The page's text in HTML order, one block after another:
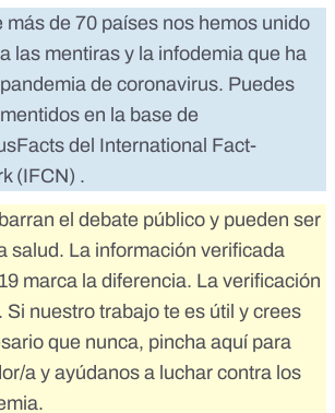
más de 70 países nos hemos unido
las mentiras y la infodemia que ha
de coronavirus. Puedes
en la base de
del International Fact-
(IFCN) .
el debate público y pueden ser
salud. La información verificada
marca la diferencia. La verificación
Si nuestro trabajo te es útil y crees
que nunca, pincha aquí para
a y ayúdanos a luchar contra los